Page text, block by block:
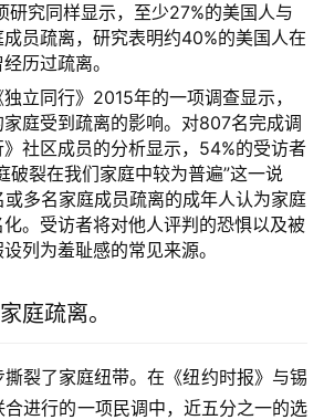
研究同样显示，至少27%的美国人与
员疏离，研究表明约40%的美国人在
历过疏离。
立同行》2015年的一项调查显示，
庭受到疏离的影响。对807名完成调
社区成员的分析显示，54%的受访者
破裂在我们家庭中较为普遍”这一说
多名家庭成员疏离的成年人认为家庭
。受访者将对他人评判的恐惧以及被
列为羞耻感的常见来源。
庭疏离。
裂了家庭纽带。在《纽约时报》与锡
进行的一项民调中，近五分之一的选